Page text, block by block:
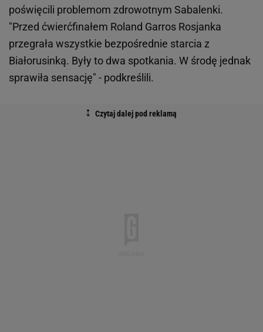
poświęcili problemom zdrowotnym Sabalenki.
"Przed ćwierćfinałem Roland Garros Rosjanka
przegrała wszystkie bezpośrednie starcia z
Białorusinką. Były to dwa spotkania. W środę jednak
sprawiła sensację" - podkreślili.